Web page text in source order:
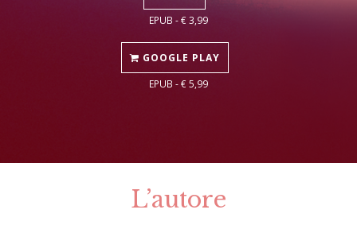
EPUB - € 3,99
GOOGLE PLAY
EPUB - € 5,99
L’autore